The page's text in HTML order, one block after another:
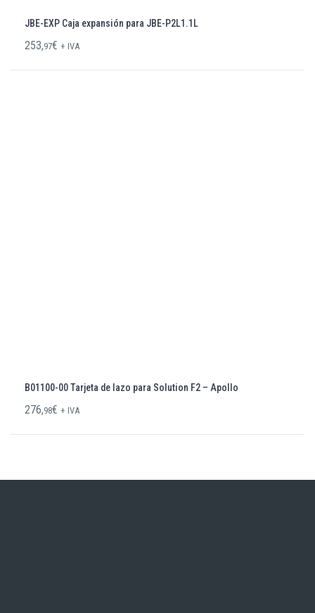
JBE-EXP Caja expansión para JBE-P2L1.1L
253,97€ + IVA
B01100-00 Tarjeta de lazo para Solution F2 – Apollo
276,98€ + IVA